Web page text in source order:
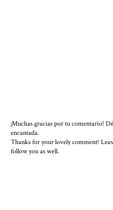
¡Muchas gracias por tu comentario!
encantada.
Thanks for your lovely comment!
follow you as well.